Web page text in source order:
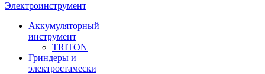
Электроинструмент
Аккумуляторный
инструмент
TRITON
Гриндеры и
электростамески